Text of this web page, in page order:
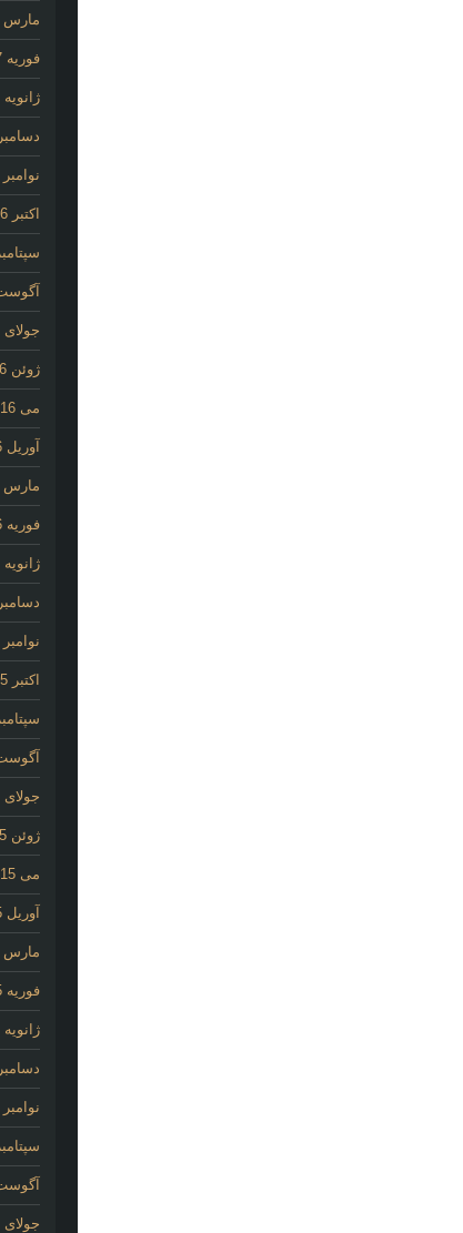
مارس 2017
فوریه 2017
ژانویه 2017
دسامبر
نوامبر 2016
اکتبر 2016
سپتامبر
آگوست
جولای 2016
ژوئن 2016
می 2016
آوریل 2016
مارس 2016
فوریه 2016
ژانویه 2016
دسامبر
نوامبر 2015
اکتبر 2015
سپتامبر
آگوست
جولای 2015
ژوئن 2015
می 2015
آوریل 2015
مارس 2015
فوریه 2015
ژانویه 2015
دسامبر
نوامبر 2014
سپتامبر
آگوست
جولای 2014